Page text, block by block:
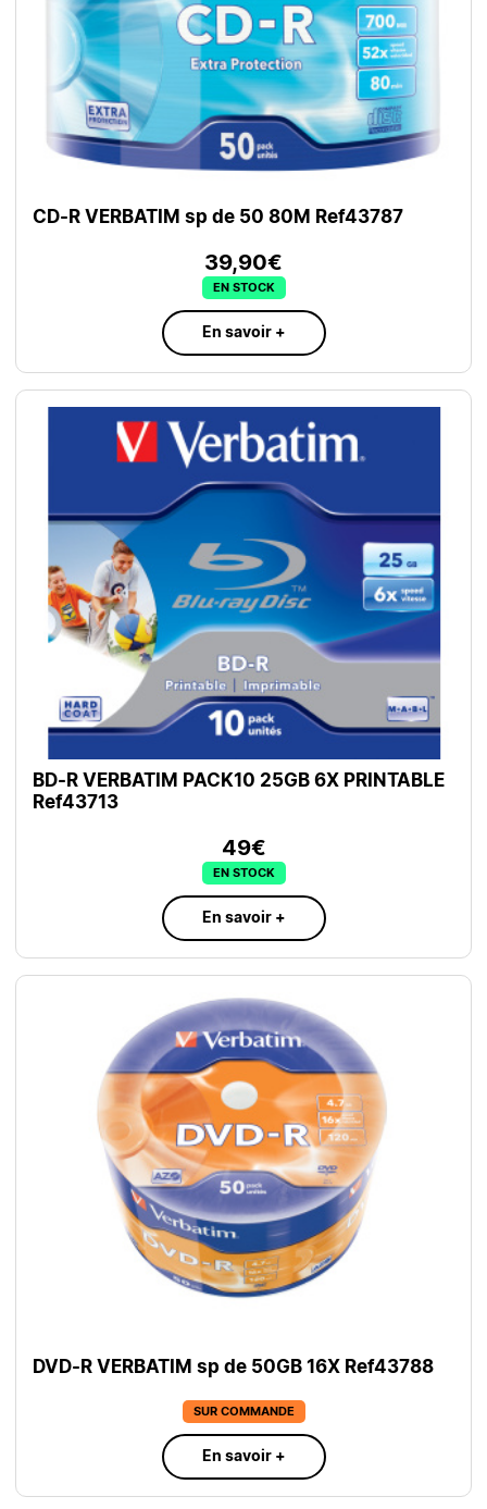
CD-R VERBATIM sp de 50 80M Ref43787
39,90€
EN STOCK
En savoir +
BD-R VERBATIM PACK10 25GB 6X PRINTABLE
Ref43713
49€
EN STOCK
En savoir +
DVD-R VERBATIM sp de 50GB 16X Ref43788
SUR COMMANDE
En savoir +